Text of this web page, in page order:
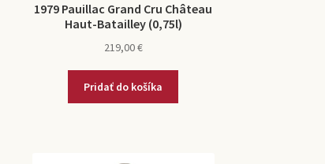
1979 Pauillac Grand Cru Château
Haut-Batailley (0,75l)
219,00€
Pridať do košíka